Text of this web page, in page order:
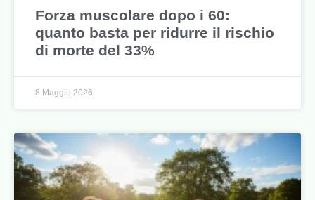
Forza muscolare dopo i 60:
quanto basta per ridurre il rischio
di morte del 33%
8 Maggio 2026